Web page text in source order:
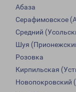
Абаза
Серафимовское
Средний
Шуя
Розовка
Кирпильская
Новопокровский